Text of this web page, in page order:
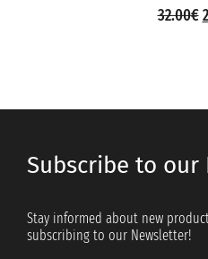
32.00€
Subscribe to our
Stay informed about new
subscribing to our Newsletter!